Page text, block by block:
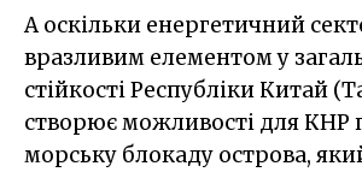
А оскільки енергетичний
вразливим елементом у
стійкості Республіки Китай
створює можливості для КНР
морську блокаду острова,